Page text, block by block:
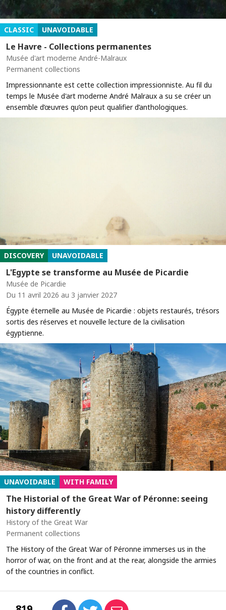
CLASSIC UNAVOIDABLE
Le Havre - Collections permanentes
Musée d'art moderne André-Malraux
Permanent collections
Impressionnante est cette collection impressionniste. Au fil du
temps le Musée d'art moderne André Malraux a su se créer un
ensemble d’œuvres qu’on peut qualifier d’anthologiques.
DISCOVERY UNAVOIDABLE
L'Egypte se transforme au Musée de Picardie
Musée de Picardie
Du 11 avril 2026 au 3 janvier 2027
Égypte éternelle au Musée de Picardie : objets restaurés, trésors
sortis des réserves et nouvelle lecture de la civilisation
égyptienne.
UNAVOIDABLE WITH FAMILY
The Historial of the Great War of Péronne: seeing
history differently
History of the Great War
Permanent collections
The History of the Great War of Péronne immerses us in the
horror of war, on the front and at the rear, alongside the armies
of the countries in conflict.